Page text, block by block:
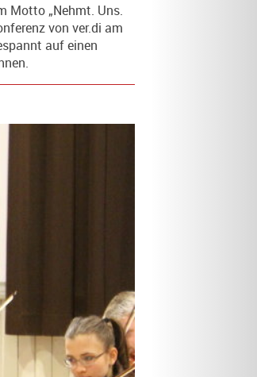
Motto „Nehmt. Uns.
von ver.di am
auf einen